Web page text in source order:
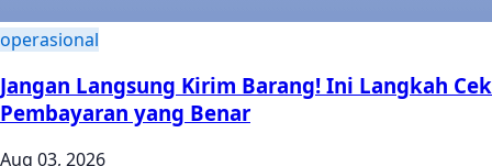
operasional
Jangan Langsung Kirim Barang! Ini Langkah Cek
Pembayaran yang Benar
Aug 03, 2026